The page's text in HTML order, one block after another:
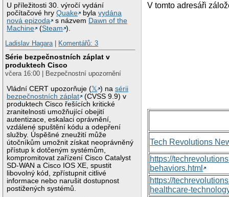
U příležitosti 30. výročí vydání
počítačové hryQuake bylavydána
nová epizoda
s názvem Dawn of the
Machine
(Steam ).
Ladislav Hagara| Komentářů: 3
Série bezpečnostních záplat v
produktech Cisco
včera 16:00 | Bezpečnostní upozornění
Vládní CERT upozorňuje (𝕏 ) nasérii
bezpečnostních záplat
(CVSS 9.9) v
produktech Cisco řešících kritické
zranitelnosti umožňující obejití
autentizace, eskalaci oprávnění,
vzdálené spuštění kódu a odepření
služby. Úspěšné zneužití může
útočníkům umožnit získat neoprávněný
přístup k dotčeným systémům,
kompromitovat zařízení Cisco Catalyst
SD-WAN a Cisco IOS XE, spustit
libovolný kód, zpřístupnit citlivé
informace nebo narušit dostupnost
postižených systémů.
V tomto adresáři
Tech Revolutions
https://
behaviors.html
https://
healthcare-